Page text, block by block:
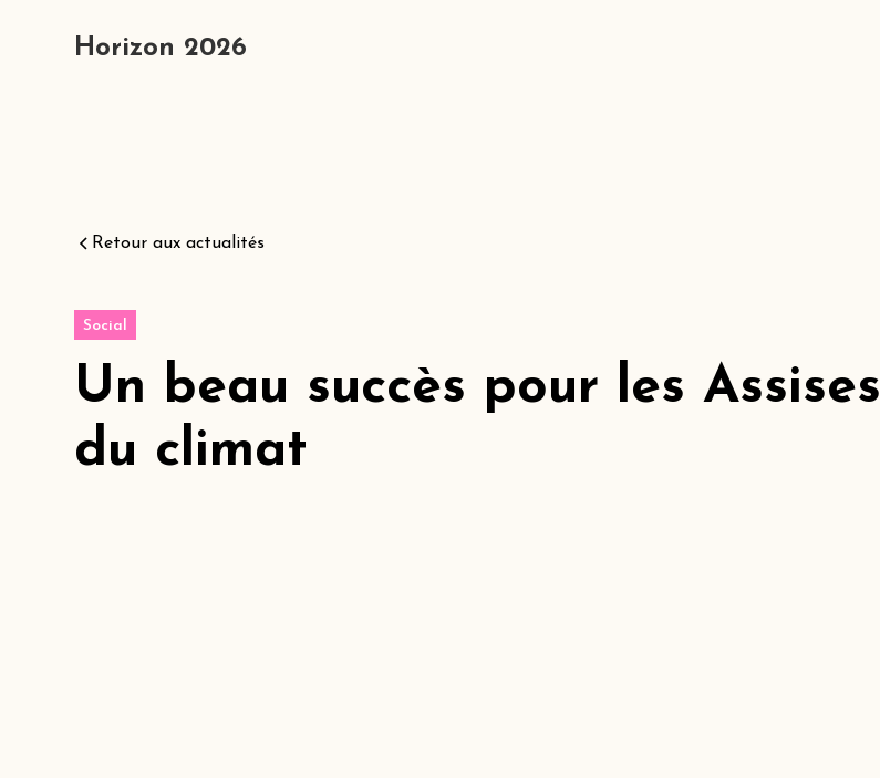
Horizon 2026
Retour aux actualités
Social
Un beau succès pour les Assises
du climat